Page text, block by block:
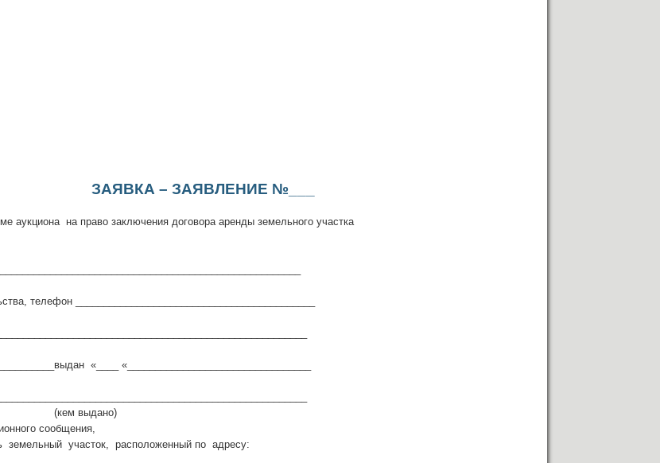
ЗАЯВКА – ЗАЯВЛЕНИЕ №___
аукциона на право заключения договора аренды земельного участка
телефон ___________________________________________
«____ «_________________________________
сообщения,
земельный участок, расположенный по адресу: